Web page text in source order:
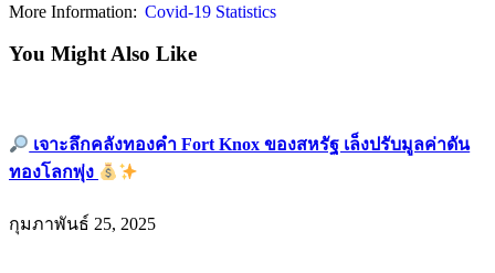
More Information: Covid-19 Statistics
You Might Also Like
เจาะลึกคลังทองคำ Fort Knox ของสหรัฐ เล็งปรับมูลค่าดัน
ทองโลกพุ่ง
กุมภาพันธ์ 25, 2025